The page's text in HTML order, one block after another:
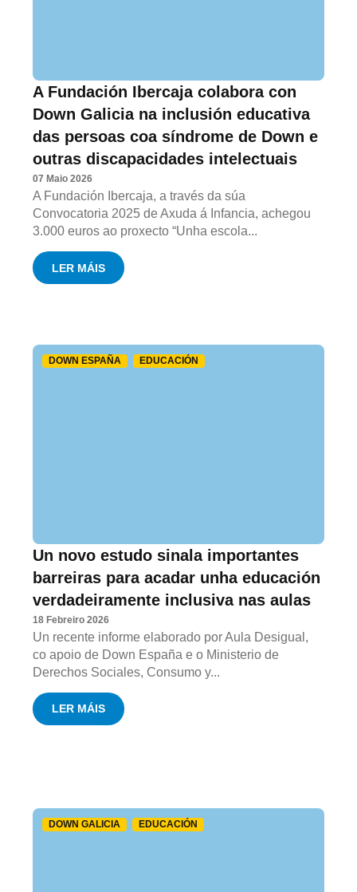
A Fundación Ibercaja colabora con
Down Galicia na inclusión educativa
das persoas coa síndrome de Down e
outras discapacidades intelectuais
07 Maio 2026
A Fundación Ibercaja, a través da súa
Convocatoria 2025 de Axuda á Infancia, achegou
3.000 euros ao proxecto “Unha escola...
LER MÁIS
DOWN ESPAÑA EDUCACIÓN
Un novo estudo sinala importantes
barreiras para acadar unha educación
verdadeiramente inclusiva nas aulas
18 Febreiro 2026
Un recente informe elaborado por Aula Desigual,
co apoio de Down España e o Ministerio de
Derechos Sociales, Consumo y...
LER MÁIS
DOWN GALICIA EDUCACIÓN